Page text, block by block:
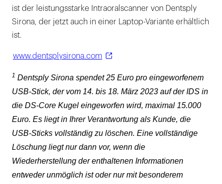
ist der leistungsstarke Intraoralscanner von Dentsply
Sirona, der jetzt auch in einer Laptop-Variante erhältlich
ist.
www.dentsplysirona.com
1 Dentsply Sirona spendet 25 Euro pro eingeworfenem
USB-Stick, der vom 14. bis 18. März 2023 auf der IDS in
die DS-Core Kugel eingeworfen wird, maximal 15.000
Euro. Es liegt in Ihrer Verantwortung als Kunde, die
USB-Sticks vollständig zu löschen. Eine vollständige
Löschung liegt nur dann vor, wenn die
Wiederherstellung der enthaltenen Informationen
entweder unmöglich ist oder nur mit besonderem